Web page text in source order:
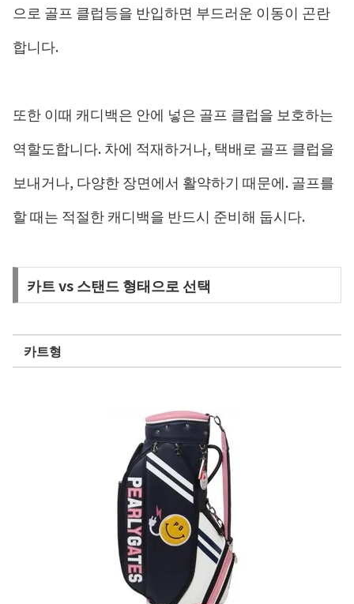
으로 골프 클럽등을 반입하면 부드러운 이동이 곤란
합니다.
또한 이때 캐디백은 안에 넣은 골프 클럽을 보호하는
역할도합니다. 차에 적재하거나, 택배로 골프 클럽을
보내거나, 다양한 장면에서 활약하기 때문에. 골프를
할 때는 적절한 캐디백을 반드시 준비해 둡시다.
카트 vs 스탠드 형태으로 선택
카트형